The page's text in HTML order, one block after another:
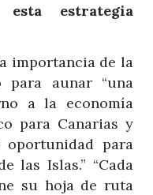
estrategia
importancia de la
para aunar “una
a la economía
para Canarias y
oportunidad para
las Islas.” “Cada
su hoja de ruta